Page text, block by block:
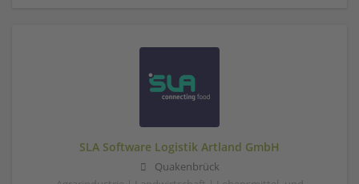
SLA Software Logistik Artland GmbH
Quakenbrück